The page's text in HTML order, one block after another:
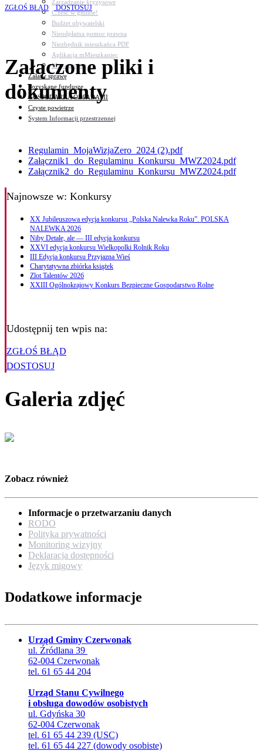
Zarządzanie kryzysowe
C.ześć w gminie!
Budżet obywatelski
Nieodpłatna pomoc prawna
Niezbędnik mieszkańca PDF
Aplikacja mMieszkaniec
Mapa gminy
Załatw sprawę
Pozyskane fundusze
GOSPODARKA ODPADAMI
Czyste powietrze
System Informacji przestrzennej
ZGŁOŚ BŁĄD DOSTOSUJ
Załączone pliki i
dokumenty
Regulamin_MojaWizjaZero_2024 (2).pdf
Załącznik1_do_Regulaminu_Konkursu_MWZ2024.pdf
Załącznik2_do_Regulaminu_Konkursu_MWZ2024.pdf
Najnowsze w: Konkursy
XX Jubileuszowa edycja konkursu „Polska Nalewka Roku”. POLSKA
NALEWKA 2026
Niby Detale, ale — III edycja konkursu
XXVI edycja konkursu Wielkopolki Rolnik Roku
III Edycja konkursu Przyjazna Wieś
Charytatywna zbiórka książek
Zlot Talentów 2026
XXIII Ogólnokrajowy Konkurs Bezpieczne Gospodarstwo Rolne
Udostępnij ten wpis na:
ZGŁOŚ BŁĄD
DOSTOSUJ
Galeria zdjęć
Zobacz również
Informacje o przetwarzaniu danych
RODO
Polityka prywatności
Monitoring wizyjny
Deklaracja dostępności
Język migowy
Dodatkowe informacje
Urząd Gminy Czerwonak
ul. Źródlana 39
62-004 Czerwonak
tel. 61 65 44 204
Urząd Stanu Cywilnego
i obsługa dowodów osobistych
ul. Gdyńska 30
62-004 Czerwonak
tel. 61 65 44 239 (USC)
tel. 61 65 44 227 (dowody osobiste)